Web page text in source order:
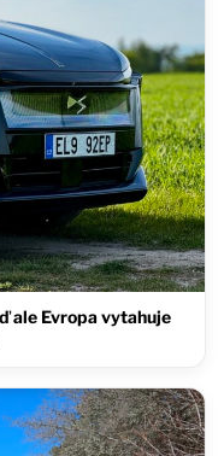
ale Evropa vytahuje